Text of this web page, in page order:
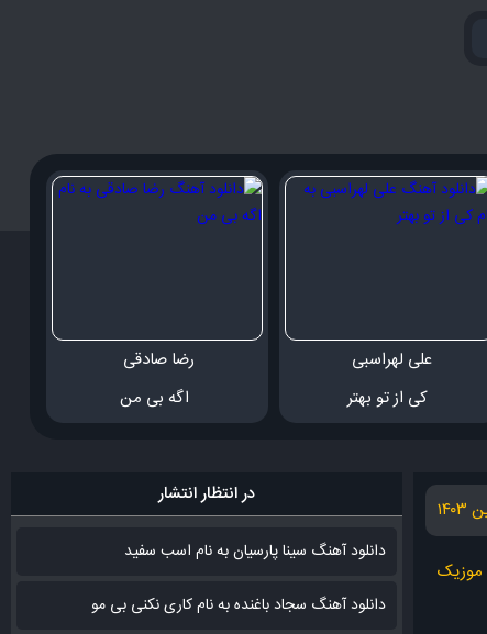
علی لهراسبی
کی از تو بهتر
رضا صادقی
اگه بی من
موزیک
در انتظار انتشار
دانلود آهنگ سینا پارسیان به نام اسب سفید
دانلود آهنگ سجاد باغنده به نام کاری نکنی بی مو